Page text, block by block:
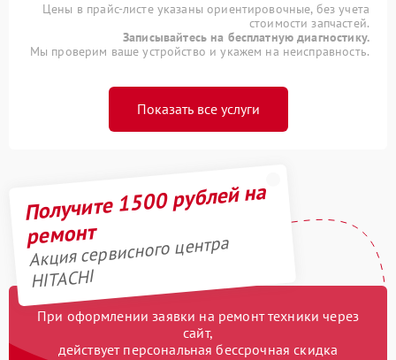
Цены в прайс-листе указаны ориентировочные, без учета
стоимости запчастей.
Записывайтесь на бесплатную диагностику.
Мы проверим ваше устройство и укажем на неисправность.
Показать все услуги
Получите 1500 рублей на
ремонт
Акция сервисного центра
HITACHI
При оформлении заявки на ремонт техники через
сайт,
действует персональная бессрочная скидка